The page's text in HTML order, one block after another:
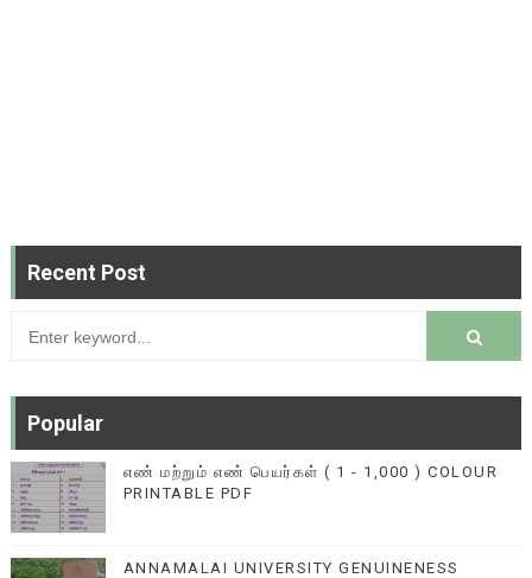
Recent Post
Popular
எண் மற்றும் எண் பெயர்கள் ( 1 - 1,000 ) COLOUR
PRINTABLE PDF
ANNAMALAI UNIVERSITY GENUINENESS